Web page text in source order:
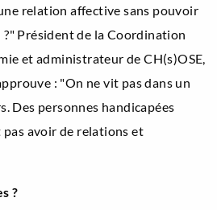
relation affective sans pouvoir
?" Président de la Coordination
et administrateur de CH(s)OSE,
: "On ne vit pas dans un
Des personnes handicapées
avoir de relations et
?